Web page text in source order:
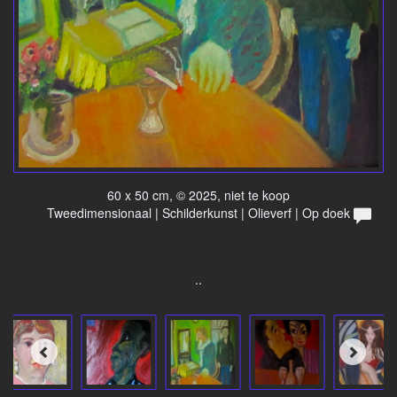
60 x 50 cm, © 2025, niet te koop
Tweedimensionaal | Schilderkunst | Olieverf | Op doek
..